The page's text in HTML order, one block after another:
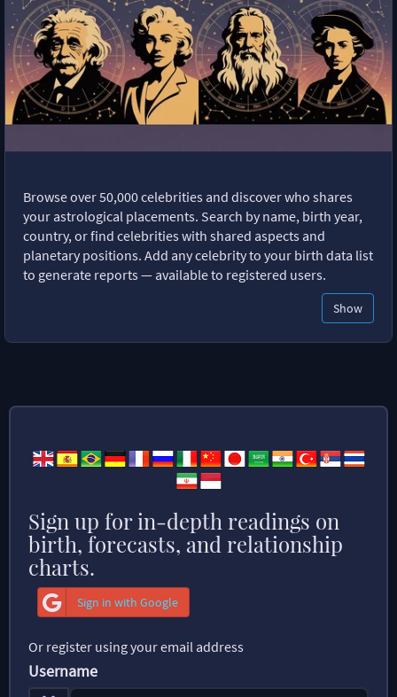
Browse over 50,000 celebrities and discover who shares
your astrological placements. Search by name, birth year,
country, or find celebrities with shared aspects and
planetary positions. Add any celebrity to your birth data list
to generate reports — available to registered users.
Show
Sign up for in-depth readings on
birth, forecasts, and relationship
charts.
Sign in with Google
Or register using your email address
Username